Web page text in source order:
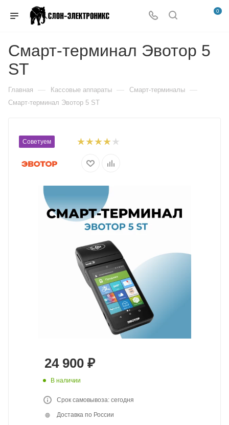
0
Смарт-терминал Эвотор 5
ST
Главная — Кассовые аппараты — Смарт-терминалы —
Смарт-терминал Эвотор 5 ST
Советуем
24 900 ₽
В наличии
Срок самовывоза: сегодня
Доставка по России